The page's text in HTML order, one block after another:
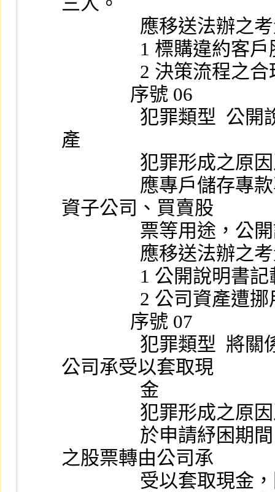
應移送法辦
1 標
2 決策流
              序號 06
產
犯罪形
資子公司、買賣股
票等
應移送法辦
1 公
2 公司
              序號 07
公司承受以套取現
                金
犯罪形
之股票轉由公司承
受以